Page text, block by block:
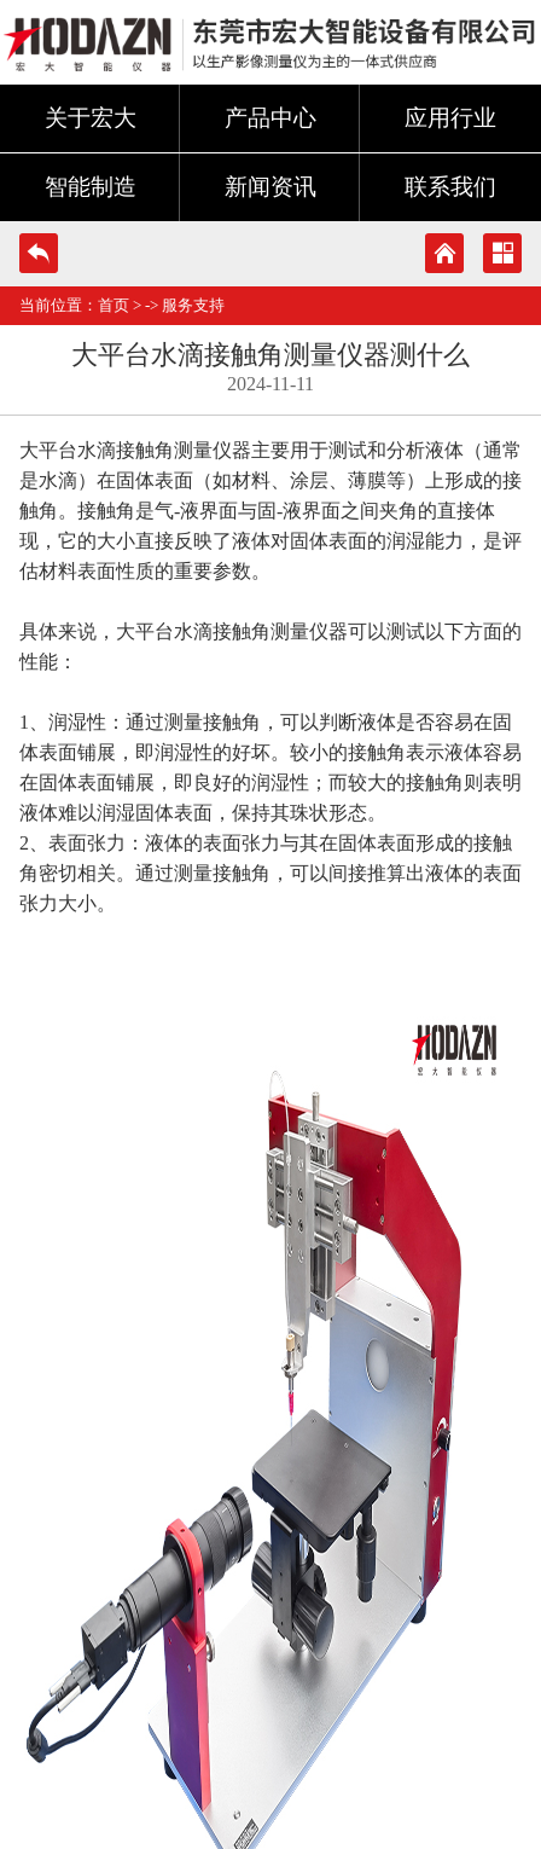
关于宏大 产品中心 应用行业
智能制造 新闻资讯 联系我们
当前位置： 首页 > -> 服务支持
大平台水滴接触角测量仪器测什么
2024-11-11
大平台水滴接触角测量仪器主要用于测试和分析液体（通常
是水滴）在固体表面（如材料、涂层、薄膜等）上形成的接
触角。接触角是气-液界面与固-液界面之间夹角的直接体
现，它的大小直接反映了液体对固体表面的润湿能力，是评
估材料表面性质的重要参数。
具体来说，大平台水滴接触角测量仪器可以测试以下方面的
性能：
1、润湿性：通过测量接触角，可以判断液体是否容易在固
体表面铺展，即润湿性的好坏。较小的接触角表示液体容易
在固体表面铺展，即良好的润湿性；而较大的接触角则表明
液体难以润湿固体表面，保持其珠状形态。
2、表面张力：液体的表面张力与其在固体表面形成的接触
角密切相关。通过测量接触角，可以间接推算出液体的表面
张力大小。